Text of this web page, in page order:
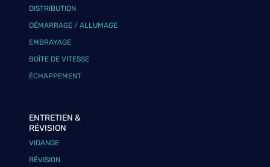
DISTRIBUTION
DÉMARRAGE / ALLUMAGE
EMBRAYAGE
BOÎTE DE VITESSE
ÉCHAPPEMENT
ENTRETIEN &
RÉVISION
VIDANGE
RÉVISION